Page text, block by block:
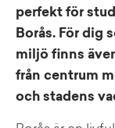
perfekt för
Borås. För dig
miljö finns
från centrum
och stadens